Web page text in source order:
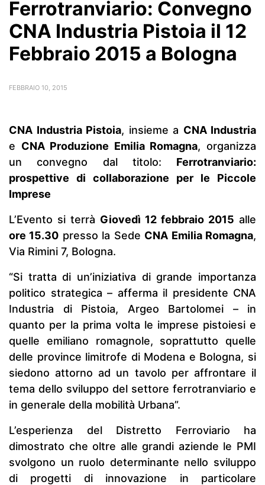
Ferrotranviario: Convegno
CNA Industria Pistoia il 12
Febbraio 2015 a Bologna
FEBBRAIO 10, 2015
CNA Industria Pistoia, insieme a CNA Industria
e CNA Produzione Emilia Romagna, organizza
un convegno dal titolo: Ferrotranviario:
prospettive di collaborazione per le Piccole
Imprese
L’Evento si terrà Giovedì 12 febbraio 2015 alle
ore 15.30 presso la Sede CNA Emilia Romagna,
Via Rimini 7, Bologna.
“Si tratta di un’iniziativa di grande importanza
politico strategica – afferma il presidente CNA
Industria di Pistoia, Argeo Bartolomei – in
quanto per la prima volta le imprese pistoiesi e
quelle emiliano romagnole, soprattutto quelle
delle province limitrofe di Modena e Bologna, si
siedono attorno ad un tavolo per affrontare il
tema dello sviluppo del settore ferrotranviario e
in generale della mobilità Urbana”.
L’esperienza del Distretto Ferroviario ha
dimostrato che oltre alle grandi aziende le PMI
svolgono un ruolo determinante nello sviluppo
di progetti di innovazione in particolare